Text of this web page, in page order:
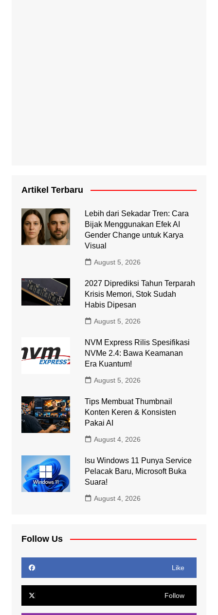
Artikel Terbaru
Lebih dari Sekadar Tren: Cara
Bijak Menggunakan Efek AI
Gender Change untuk Karya
Visual
August 5, 2026
2027 Diprediksi Tahun Terparah
Krisis Memori, Stok Sudah
Habis Dipesan
August 5, 2026
NVM Express Rilis Spesifikasi
NVMe 2.4: Bawa Keamanan
Era Kuantum!
August 5, 2026
Tips Membuat Thumbnail
Konten Keren & Konsisten
Pakai AI
August 4, 2026
Isu Windows 11 Punya Service
Pelacak Baru, Microsoft Buka
Suara!
August 4, 2026
Follow Us
Like
Follow